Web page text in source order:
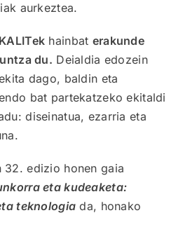
aurkeztea.
hainbat erakunde
du. Deialdia edozein
dago, baldin eta
bat partekatzeko ekitaldi
diseinatua, ezarria eta
32. edizio honen gaia
eta kudeaketa:
teknologia da, honako